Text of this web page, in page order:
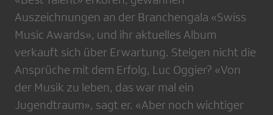
Auszeichnungen an der Branchengala «Swiss
Music Awards», und ihr aktuelles Album
verkauft sich über Erwartung. Steigen nicht die
Ansprüche mit dem Erfolg, Luc Oggier? «Von
der Musik zu leben, das war mal ein
Jugendtraum», sagt er. «Aber noch wichtiger